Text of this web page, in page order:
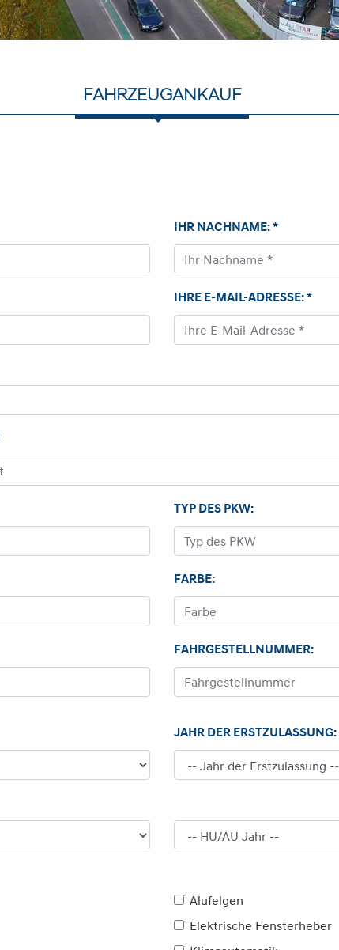
FAHRZEUGANKAUF
IHR NACHNAME: *
IHRE E-MAIL-ADRESSE: *
TYP DES PKW:
FARBE:
FAHRGESTELLNUMMER:
JAHR DER ERSTZULASSUNG:
Alufelgen
Elektrische Fensterheber